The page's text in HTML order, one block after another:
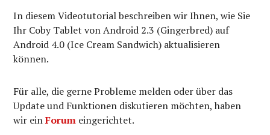
In diesem Videotutorial beschreiben wir Ihnen, wie Sie
Ihr Coby Tablet von Android 2.3 (Gingerbred) auf
Android 4.0 (Ice Cream Sandwich) aktualisieren
können.
Für alle, die gerne Probleme melden oder über das
Update und Funktionen diskutieren möchten, haben
wir einForum eingerichtet.